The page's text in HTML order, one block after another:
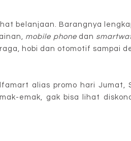
belanjaan. Barangnya
mobile phone dan
hobi dan otomotif sampai
alias promo hari Jumat,
emak, gak bisa lihat